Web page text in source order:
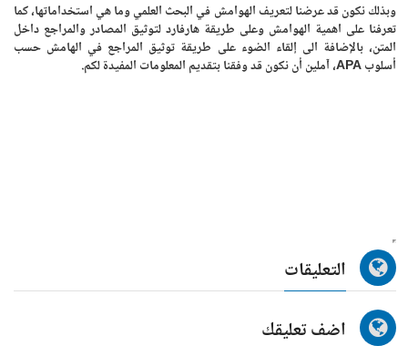
وبذلك نكون قد عرضنا لتعريف الهوامش في البحث العلمي وما هي استخداماتها، كما
تعرفنا على اهمية الهوامش وعلى طريقة هارفارد لتوثيق المصادر والمراجع داخل
المتن، بالإضافة الى إلقاء الضوء على طريقة توثيق المراجع في الهامش حسب
أسلوب APA، آملين أن نكون قد وفقنا بتقديم المعلومات المفيدة لكم.
التعليقات
اضف تعليقك